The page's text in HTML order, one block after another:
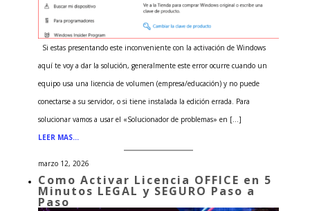
Si estas presentando este inconveniente con la activación de Windows
aquí te voy a dar la solución, generalmente este error ocurre cuando un
equipo usa una licencia de volumen (empresa/educación) y no puede
conectarse a su servidor, o si tiene instalada la edición errada. Para
solucionar vamos a usar el «Solucionador de problemas» en […]
LEER MAS…
marzo 12, 2026
Como Activar Licencia OFFICE en 5
Minutos LEGAL y SEGURO Paso a
Paso